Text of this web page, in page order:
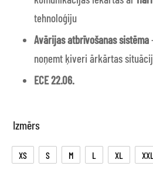
tehnoloģiju
Avārijas atbrīvošanas sistēma
noņemt ķiveri ārkārtas
ECE 22.06.
Izmērs
XS S M L XL XXL